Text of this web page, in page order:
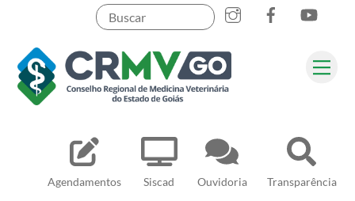
content
Agendamentos Siscad Ouvidoria Transparência
Pesquisar